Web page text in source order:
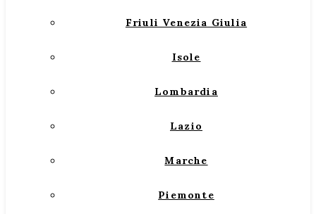
Friuli Venezia Giulia
Isole
Lombardia
Lazio
Marche
Piemonte